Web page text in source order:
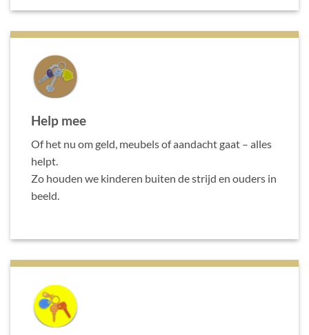
Help mee
Of het nu om geld, meubels of aandacht gaat – alles
helpt.
Zo houden we kinderen buiten de strijd en ouders in
beeld.